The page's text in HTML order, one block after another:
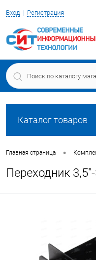
Вход Регистрация
Каталог товаров
Главная страница •
Переходник